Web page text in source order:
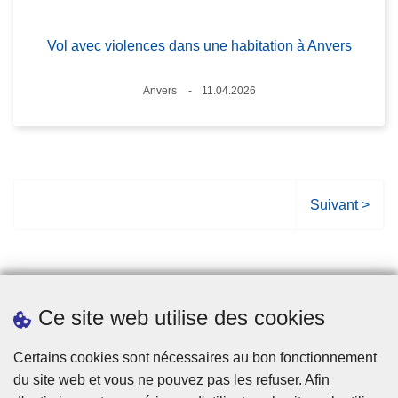
Ce site web utilise des cookies
Certains cookies sont nécessaires au bon fonctionnement
du site web et vous ne pouvez pas les refuser. Afin
Vol avec violences dans une habitation à Anvers
Lieux
Anvers
11.04.2026
P
e
u
v
a
Suivant >
Statistiques